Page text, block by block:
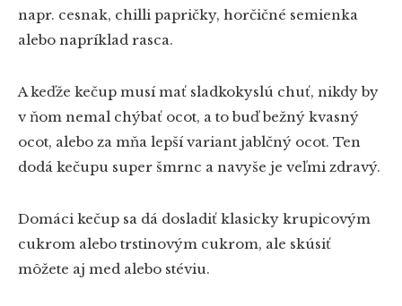
napr. cesnak, chilli papričky, horčičné semienka
alebo napríklad rasca.
A keďže kečup musí mať sladkokyslú chuť, nikdy by
v ňom nemal chýbať ocot, a to buď bežný kvasný
ocot, alebo za mňa lepší variant jablčný ocot. Ten
dodá kečupu super šmrnc a navyše je veľmi zdravý.
Domáci kečup sa dá dosladiť klasicky krupicovým
cukrom alebo trstinovým cukrom, ale skúsiť
môžete aj med alebo stéviu.